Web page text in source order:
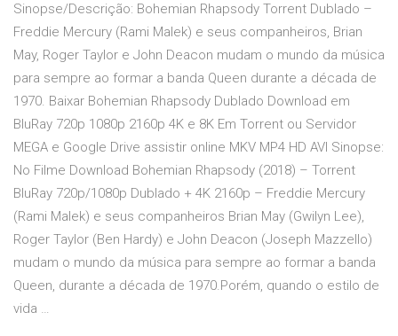
Sinopse/Descrição: Bohemian Rhapsody Torrent Dublado –
Freddie Mercury (Rami Malek) e seus companheiros, Brian
May, Roger Taylor e John Deacon mudam o mundo da música
para sempre ao formar a banda Queen durante a década de
1970. Baixar Bohemian Rhapsody Dublado Download em
BluRay 720p 1080p 2160p 4K e 8K Em Torrent ou Servidor
MEGA e Google Drive assistir online MKV MP4 HD AVI Sinopse:
No Filme Download Bohemian Rhapsody (2018) – Torrent
BluRay 720p/1080p Dublado + 4K 2160p – Freddie Mercury
(Rami Malek) e seus companheiros Brian May (Gwilyn Lee),
Roger Taylor (Ben Hardy) e John Deacon (Joseph Mazzello)
mudam o mundo da música para sempre ao formar a banda
Queen, durante a década de 1970.Porém, quando o estilo de
vida …